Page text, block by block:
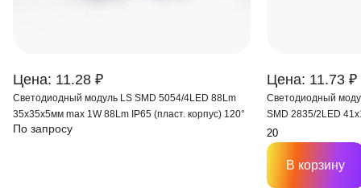
Цена: 11.28 ₽
Светодиодный модуль LS SMD 5054/4LED 88Lm
35х35х5мм max 1W 88Lm IP65 (пласт. корпус) 120°
По запросу
Цена: 11.73 ₽
Светодиодный
SMD 2835/2LED
170-175 °
В корзину